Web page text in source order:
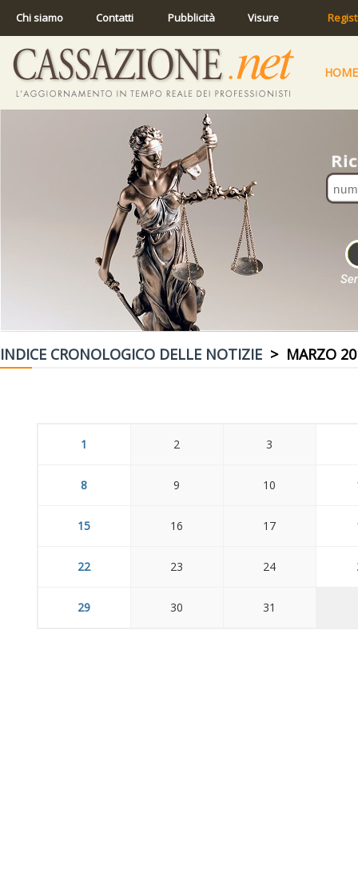
Chi siamo Contatti Pubblicità Visure
HOME
INDICE CRONOLOGICO DELLE NOTIZIE > MARZO
1 2 3
8 9 10
15 16 17
22 23 24
29 30 31